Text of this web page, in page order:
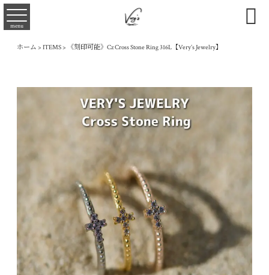
menu 
ホーム > ITEMS> 《刻印可能》Cz Cross Stone Ring 316L【Very’s Jewelry】